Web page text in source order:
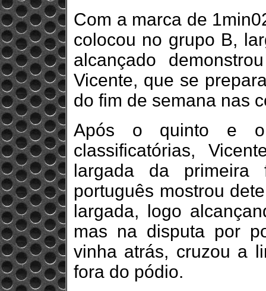
Com a marca de
colocou no grupo B,
alcançado
Vicente, que se
do fim de semana nas
Após o quinto e
classificatórias,
largada da
português mostrou
largada, logo
mas na disputa por
vinha atrás, cruzou a
fora do pódio.